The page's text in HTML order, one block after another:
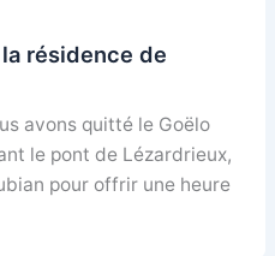
résidence de
avons quitté le Goëlo
le pont de Lézardrieux,
pour offrir une heure